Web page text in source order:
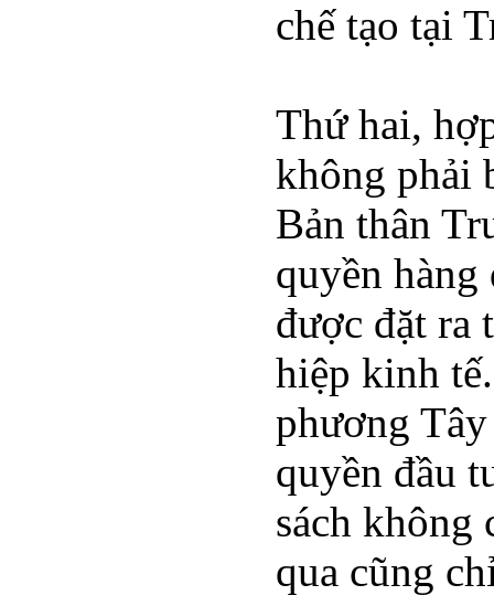
chế tạo tại
Thứ hai,
không phải
Bản thân
quyền
được đặt ra
hiệp kinh
phương
quyền đầu
sách không
qua cũng